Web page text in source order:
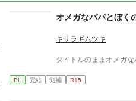
オメガなパパとぼく
キサラギムツキ
タイトルのままオメガな
BL 完結 短編 R15